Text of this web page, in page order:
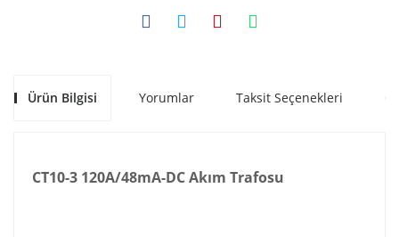
Ürün Bilgisi Yorumlar Taksit Seçenekleri
CT10-3 120A/48mA-DC Akım Trafosu